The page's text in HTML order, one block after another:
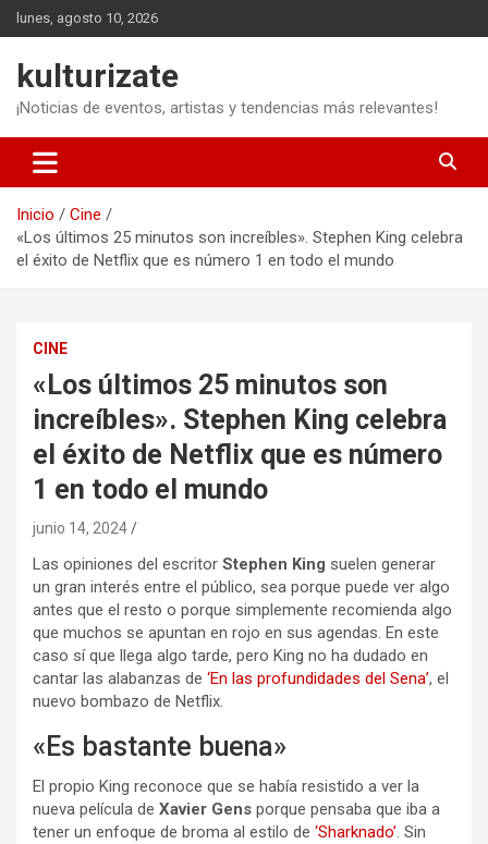
Saltar
al
lunes, agosto 10, 2026
kulturizate
¡Noticias de eventos, artistas y tendencias más relevantes!
Inicio
Cine
«Los últimos 25 minutos son increíbles». Stephen King celebra
el éxito de Netflix que es número 1 en todo el mundo
CINE
«Los últimos 25 minutos son
increíbles». Stephen King celebra
el éxito de Netflix que es número
1 en todo el mundo
junio 14, 2024
Las opiniones del escritor Stephen King suelen generar
un gran interés entre el público, sea porque puede ver algo
antes que el resto o porque simplemente recomienda algo
que muchos se apuntan en rojo en sus agendas. En este
caso sí que llega algo tarde, pero King no ha dudado en
cantar las alabanzas de ‘En las profundidades del Sena’, el
nuevo bombazo de Netflix.
«Es bastante buena»
El propio King reconoce que se había resistido a ver la
nueva película de Xavier Gens porque pensaba que iba a
tener un enfoque de broma al estilo de ‘Sharknado’. Sin